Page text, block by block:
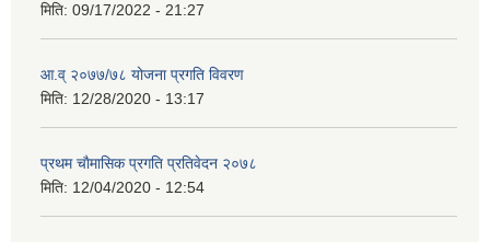
मिति: 09/17/2022 - 21:27
आ.व् २०७७/७८ योजना प्रगति विवरण
मिति: 12/28/2020 - 13:17
प्रथम चाैमासिक प्रगति प्रतिवेदन २०७८
मिति: 12/04/2020 - 12:54